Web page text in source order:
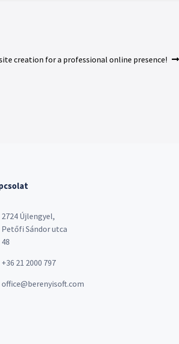
creation for a professional online presence!
2724 Újlengyel,
Petőfi Sándor utca
48
+36 21 2000 797
office@berenyisoft.com